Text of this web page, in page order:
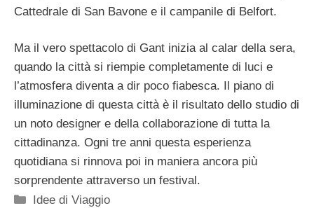
Cattedrale di San Bavone e il campanile di Belfort.
Ma il vero spettacolo di Gant inizia al calar della sera,
quando la città si riempie completamente di luci e
l’atmosfera diventa a dir poco fiabesca. Il piano di
illuminazione di questa città è il risultato dello studio di
un noto designer e della collaborazione di tutta la
cittadinanza. Ogni tre anni questa esperienza
quotidiana si rinnova poi in maniera ancora più
sorprendente attraverso un festival.
Categorie
Idee di Viaggio